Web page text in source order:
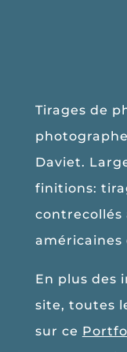
Tirages de
Daviet.
finitions:
contrecollés
américaines
En plus des
site, toutes
sur ce